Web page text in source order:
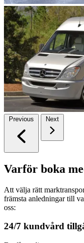
Previous Next
Varför boka
Att välja rätt
främsta anledningar till
oss:
24/7 kundvård